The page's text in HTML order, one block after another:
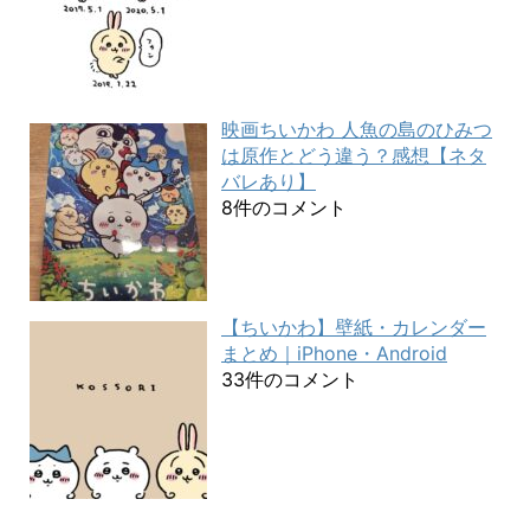
映画ちいかわ 人魚の島のひみつ
は原作とどう違う？感想【ネタ
バレあり】
8件のコメント
【ちいかわ】壁紙・カレンダー
まとめ｜iPhone・Android
33件のコメント